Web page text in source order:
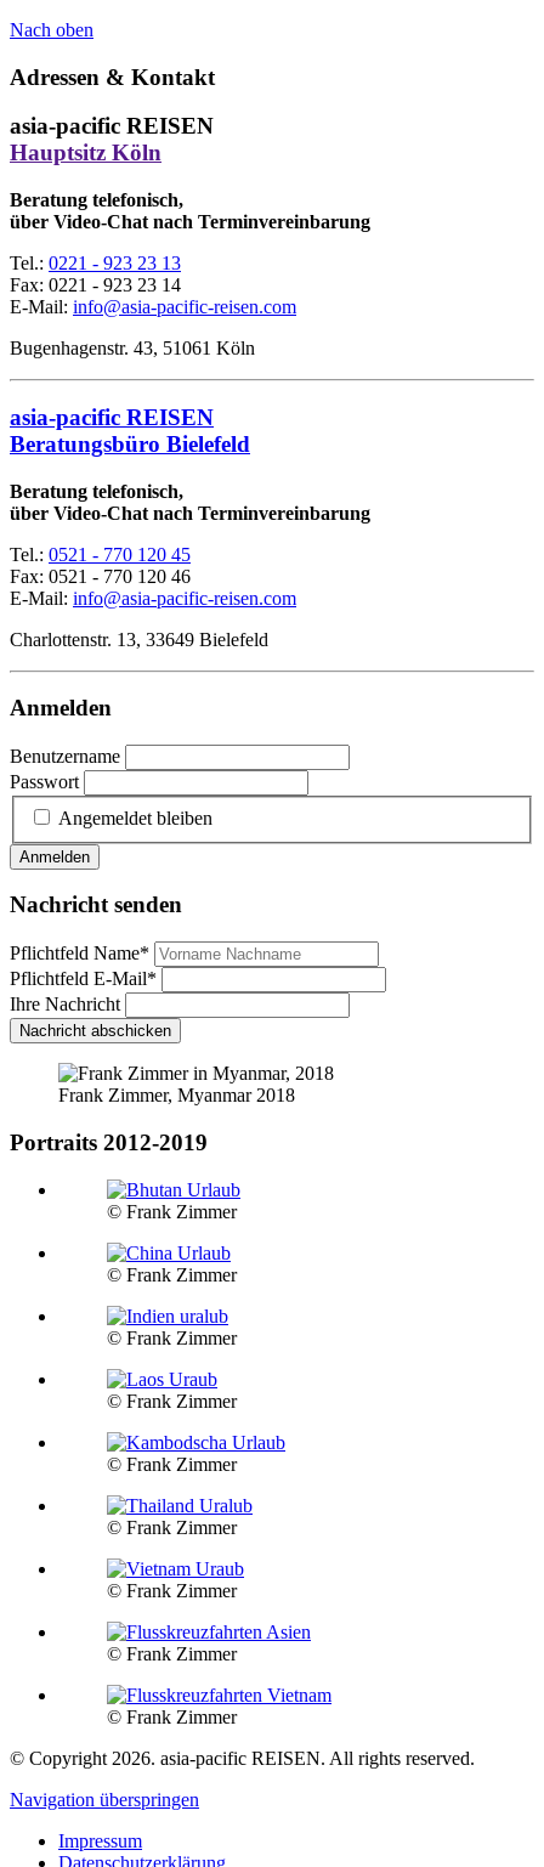
Nach oben
Adressen & Kontakt
asia-pacific REISEN
Hauptsitz Köln
Beratung telefonisch,
über Video-Chat nach Terminvereinbarung
Tel.: 0221 - 923 23 13
Fax: 0221 - 923 23 14
E-Mail: info@asia-pacific-reisen.com
Bugenhagenstr. 43, 51061 Köln
asia-pacific REISEN
Beratungsbüro Bielefeld
Beratung telefonisch,
über Video-Chat nach Terminvereinbarung
Tel.: 0521 - 770 120 45
Fax: 0521 - 770 120 46
E-Mail: info@asia-pacific-reisen.com
Charlottenstr. 13, 33649 Bielefeld
Anmelden
Benutzername
Passwort
Angemeldet bleiben
Anmelden
Nachricht senden
Pflichtfeld Name*
Pflichtfeld E-Mail*
Ihre Nachricht
Nachricht abschicken
Frank Zimmer, Myanmar 2018
Portraits 2012-2019
© Frank Zimmer
© Frank Zimmer
© Frank Zimmer
© Frank Zimmer
© Frank Zimmer
© Frank Zimmer
© Frank Zimmer
© Frank Zimmer
© Frank Zimmer
© Copyright 2026. asia-pacific REISEN. All rights reserved.
Navigation überspringen
Impressum
Datenschutzerklärung